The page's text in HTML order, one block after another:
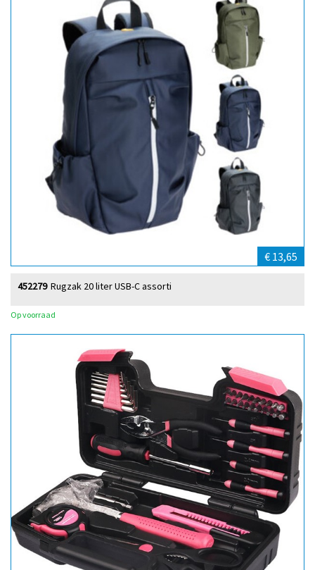
€ 13,65
Rugzak 20 liter USB-C assorti
452279
Op voorraad